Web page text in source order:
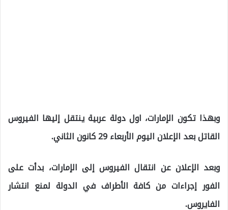
وبهذا تكون الإمارات، اول دولة عربية ينتقل إليها الفيروس
القاتل بعد الإعلان اليوم الأربعاء 29 كانون الثاني.
وبعد الإعلان عن انتقال الفيروس إلى الإمارات، بدأت على
الفور إجراءات من كافة الأطراف في الدولة لمنع انتشار
الفايروس.